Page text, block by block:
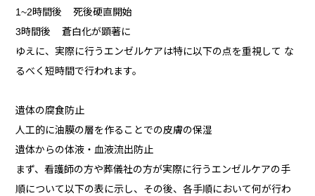
1~2時間後 死後硬直開始
3時間後 蒼白化が顕著に
ゆえに、実際に行うエンゼルケアは特に以下の点を重視して な
るべく短時間で行われます。
遺体の腐食防止
人工的に油膜の層を作ることでの皮膚の保湿
遺体からの体液・血液流出防止
まず、看護師の方や葬儀社の方が実際に行うエンゼルケアの手
順について以下の表に示し、その後、各手順において何が行わ